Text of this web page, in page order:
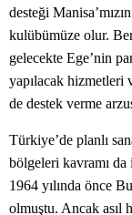
desteği
kulübümüze olur.
gelecekte Ege’nin
yapılacak hizmetleri
de destek verme
Türkiye’de planlı
bölgeleri kavramı
1964 yılında önce
olmuştu. Ancak asıl